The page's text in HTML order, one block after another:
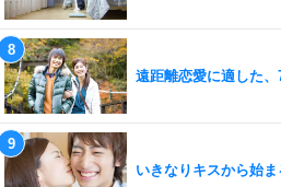
遠距離恋愛に適した、
いきなりキスから始ま